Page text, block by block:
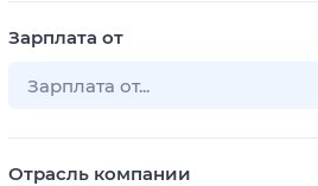
Зарплата от
Отрасль компании